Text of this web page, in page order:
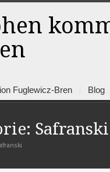
Fuglewicz-Bren Blog
Safranski